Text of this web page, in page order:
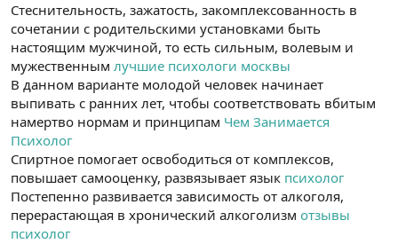
Стеснительность, зажатость, закомплексованность в
сочетании с родительскими установками быть
настоящим мужчиной, то есть сильным, волевым и
мужественным лучшие психологи москвы
В данном варианте молодой человек начинает
выпивать с ранних лет, чтобы соответствовать вбитым
намертво нормам и принципам Чем Занимается
Психолог
Спиртное помогает освободиться от комплексов,
повышает самооценку, развязывает язык психолог
Постепенно развивается зависимость от алкоголя,
перерастающая в хронический алкоголизм отзывы
психолог